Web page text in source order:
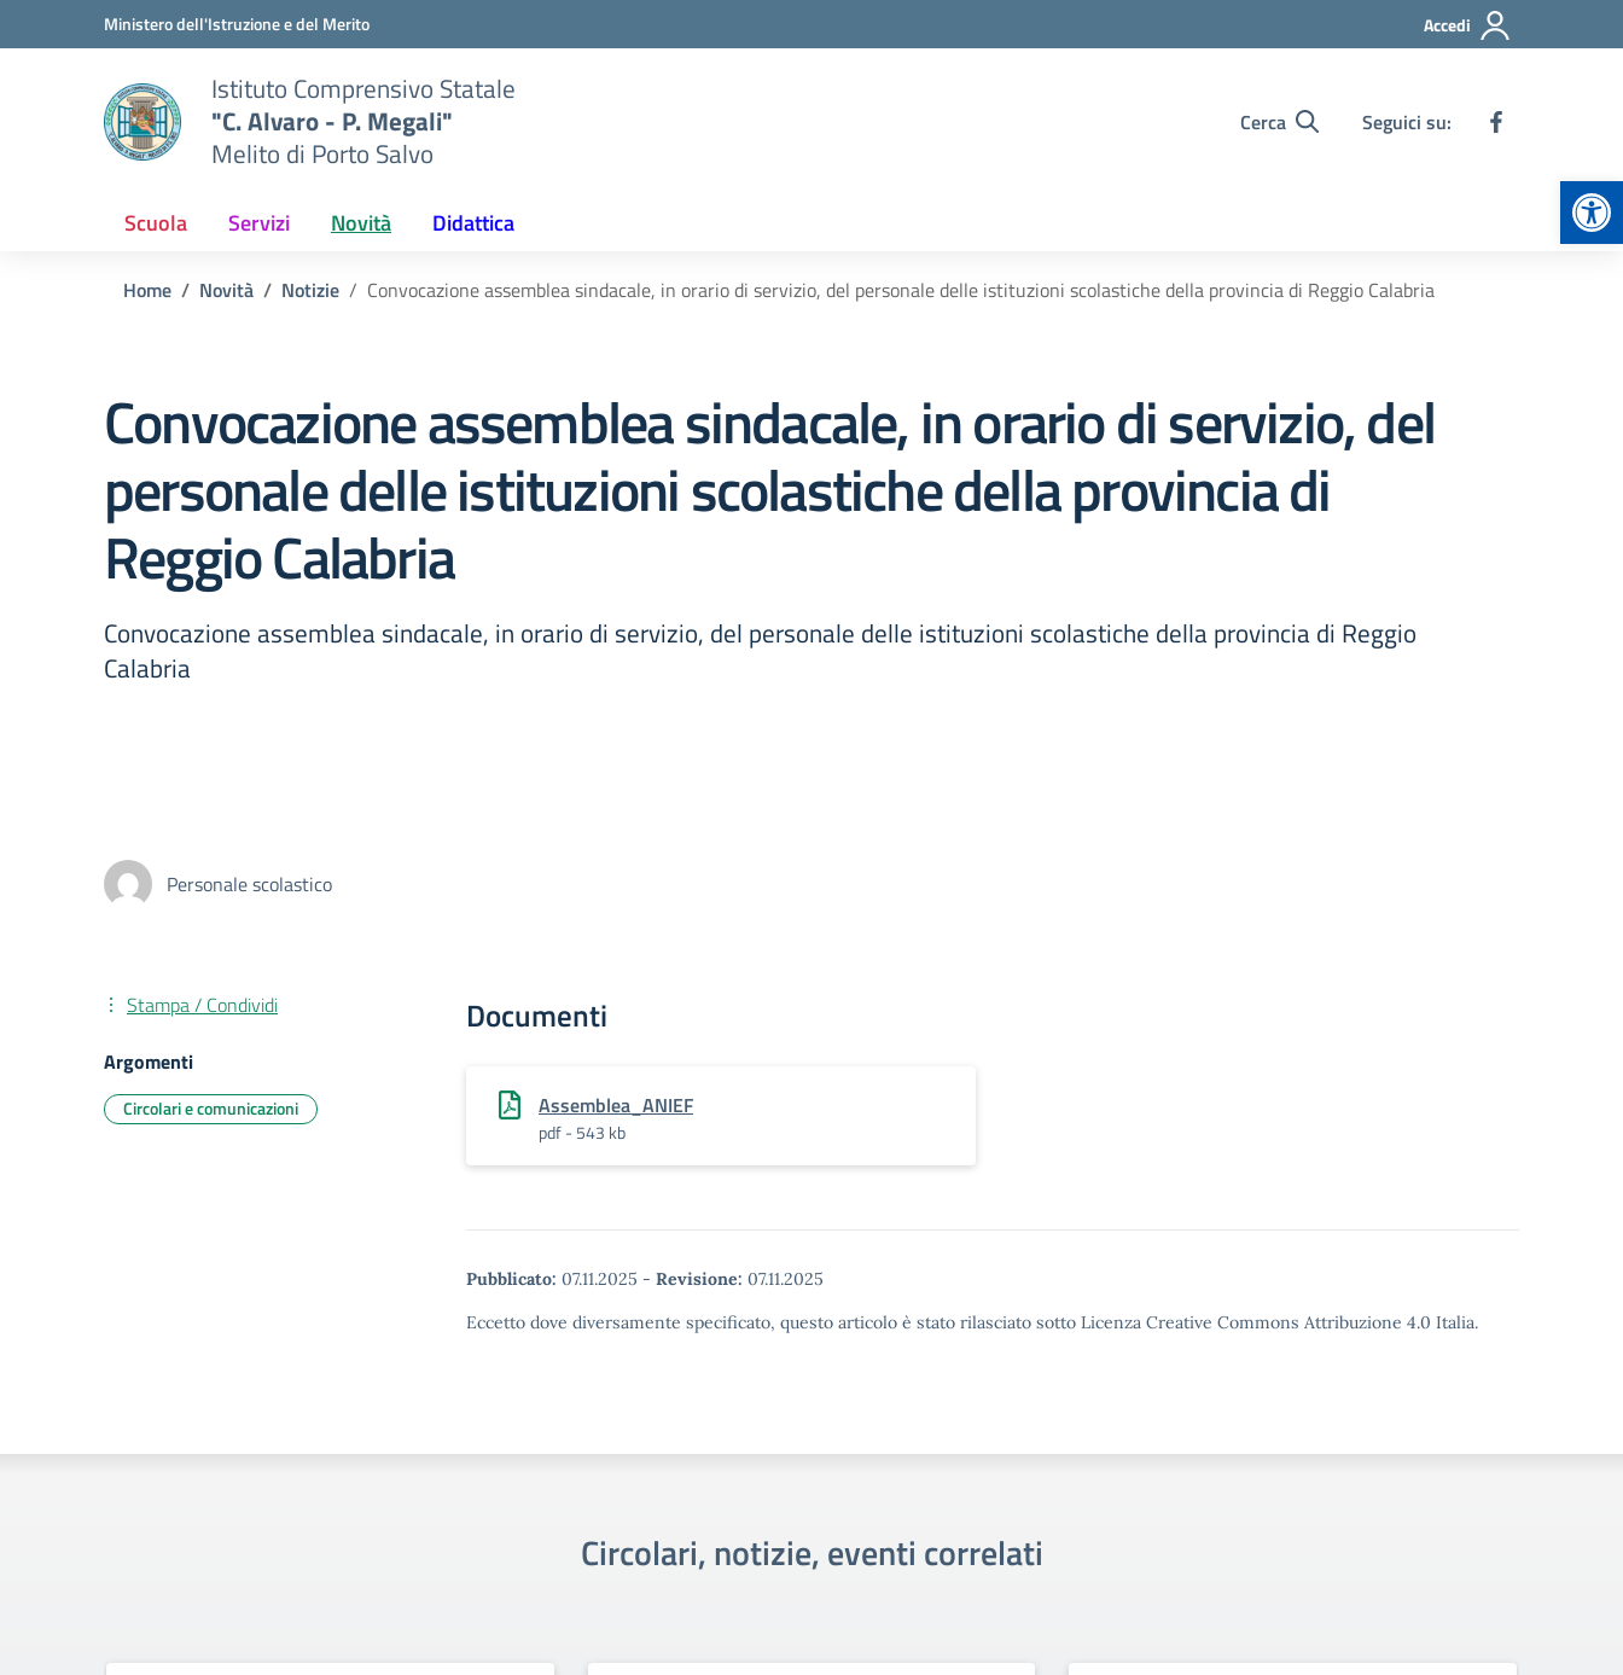
Vai ai contenuti
Vai al menu di navigazioneMinistero dell'Istruzione e del Merito Accedi
Istituto Comprensivo Statale
"C. Alvaro - P. Megali"
Melito di Porto Salvo
Cerca Seguici su:
Scuola Servizi Novità Didattica
Home Novità Notizie Convocazione assemblea sindacale, in orario di servizio, del personale delle istituzioni scolastiche della provincia di Reggio Calabria
Convocazione assemblea sindacale, in orario di servizio, del
personale delle istituzioni scolastiche della provincia di
Reggio Calabria
Convocazione assemblea sindacale, in orario di servizio, del personale delle istituzioni scolastiche della provincia di Reggio
Calabria
Personale scolastico
Documenti
Assemblea_ANIEF
pdf - 543 kb
Pubblicato: 07.11.2025 - Revisione: 07.11.2025
Eccetto dove diversamente specificato, questo articolo è stato rilasciato sotto Licenza Creative Commons Attribuzione 4.0 Italia.
Stampa / Condividi
Argomenti
Circolari e comunicazioni
Circolari, notizie, eventi correlati